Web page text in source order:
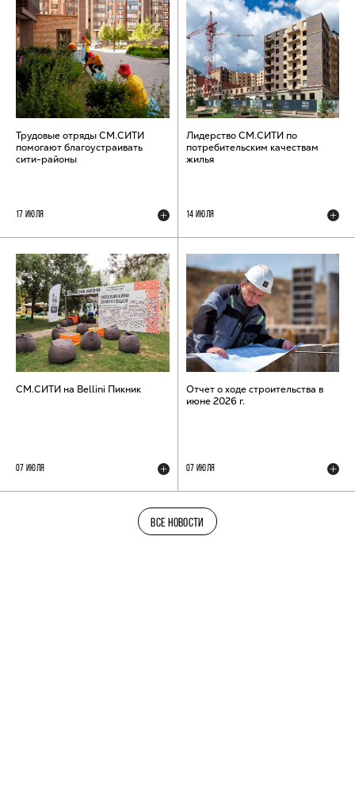
Трудовые отряды СМ.СИТИ
помогают благоустраивать
сити-районы
17 ИЮЛЯ
Лидерство СМ.СИТИ по
потребительским качествам
жилья
14 ИЮЛЯ
СМ.СИТИ на Bellini Пикник
07 ИЮЛЯ
Отчет о ходе строительства в
июне 2026 г.
07 ИЮЛЯ
ВСЕ НОВОСТИ